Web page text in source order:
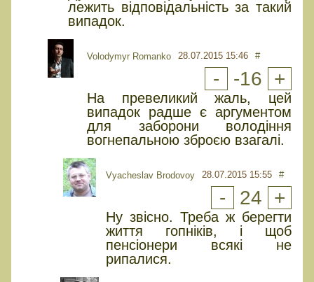
лежить відповідальність за такий
випадок.
Volodymyr Romanko 28.07.2015 15:46 #
- -16 +
На превеликий жаль, цей
випадок радше є аргументом
для заборони володіння
вогнепальною зброєю взагалі.
Vyacheslav Brodovoy 28.07.2015 15:55 #
- 24 +
Ну звісно. Треба ж берегти
життя гопніків, і щоб
пенсіонери всякі не
рипалися.